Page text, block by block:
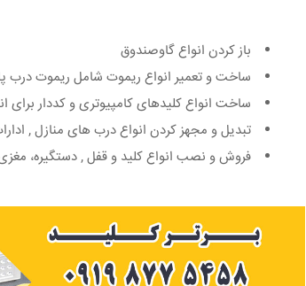
باز کردن انواع گاوصندوق
ساخت و تعمیر انواع ریموت شامل ریموت درب
ساخت انواع کلیدهای کامپیوتری و کددار برای
تبدیل و مجهز کردن انواع درب های منازل ,
فروش و نصب انواع کلید و قفل , دستگیره،